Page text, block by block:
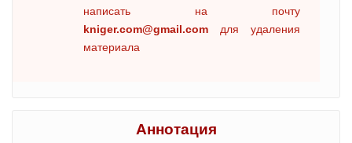
написать на почту
kniger.com@gmail.com для удаления
материала
Аннотация